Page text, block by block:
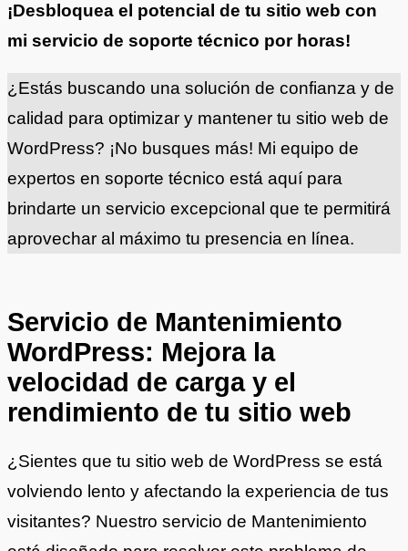
¡Desbloquea el potencial de tu sitio web con
mi servicio de soporte técnico por horas!
¿Estás buscando una solución de confianza y de
calidad para optimizar y mantener tu sitio web de
WordPress? ¡No busques más! Mi equipo de
expertos en soporte técnico está aquí para
brindarte un servicio excepcional que te permitirá
aprovechar al máximo tu presencia en línea.
Servicio de Mantenimiento
WordPress: Mejora la
velocidad de carga y el
rendimiento de tu sitio web
¿Sientes que tu sitio web de WordPress se está
volviendo lento y afectando la experiencia de tus
visitantes? Nuestro servicio de Mantenimiento